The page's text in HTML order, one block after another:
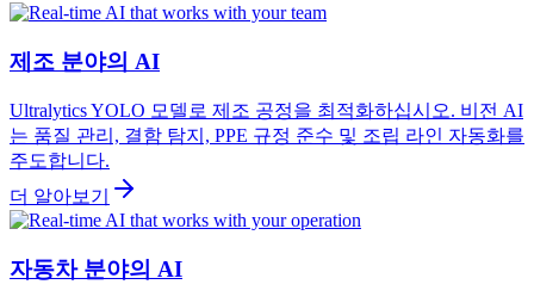
제조 분야의 AI
Ultralytics YOLO 모델로 제조 공정을 최적화하십시오. 비전 AI
는 품질 관리, 결함 탐지, PPE 규정 준수 및 조립 라인 자동화를
주도합니다.
더 알아보기
자동차 분야의 AI